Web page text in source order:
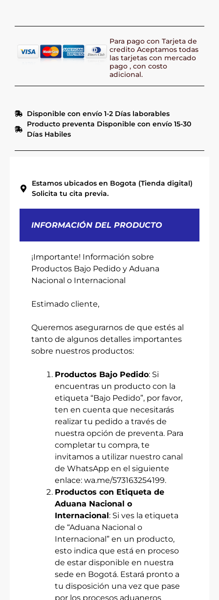
Para pago con Tarjeta de
credito Aceptamos todas
las tarjetas con mercado
pago , con costo
adicional.
Disponible con envío 1-2 Días laborables
Producto preventa Disponible con envío 15-30
Días Habiles
Estamos ubicados en Bogota (Tienda digital)
Solicita tu cita previa.
INFORMACIÓN DEL PRODUCTO
¡Importante! Información sobre
Productos Bajo Pedido y Aduana
Nacional o Internacional
Estimado cliente,
Queremos asegurarnos de que estés al
tanto de algunos detalles importantes
sobre nuestros productos:
Productos Bajo Pedido: Si
encuentras un producto con la
etiqueta “Bajo Pedido”, por favor,
ten en cuenta que necesitarás
realizar tu pedido a través de
nuestra opción de preventa. Para
completar tu compra, te
invitamos a utilizar nuestro canal
de WhatsApp en el siguiente
enlace: wa.me/573163254199.
Productos con Etiqueta de
Aduana Nacional o
Internacional: Si ves la etiqueta
de “Aduana Nacional o
Internacional” en un producto,
esto indica que está en proceso
de estar disponible en nuestra
sede en Bogotá. Estará pronto a
tu disposición una vez que pase
por los procesos aduaneros